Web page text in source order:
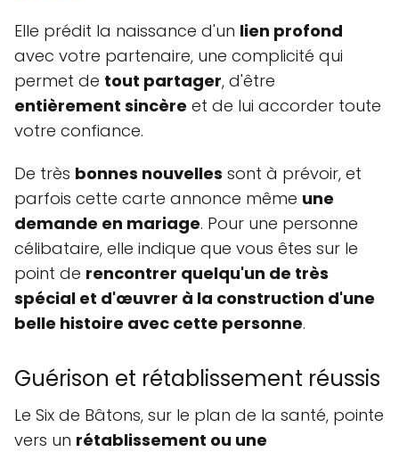
Elle prédit la naissance d'un lien profond
avec votre partenaire, une complicité qui
permet de tout partager, d'être
entièrement sincère et de lui accorder toute
votre confiance.
De très bonnes nouvelles sont à prévoir, et
parfois cette carte annonce même une
demande en mariage. Pour une personne
célibataire, elle indique que vous êtes sur le
point de rencontrer quelqu'un de très
spécial et d'œuvrer à la construction d'une
belle histoire avec cette personne.
Guérison et rétablissement réussis
Le Six de Bâtons, sur le plan de la santé, pointe
vers un rétablissement ou une